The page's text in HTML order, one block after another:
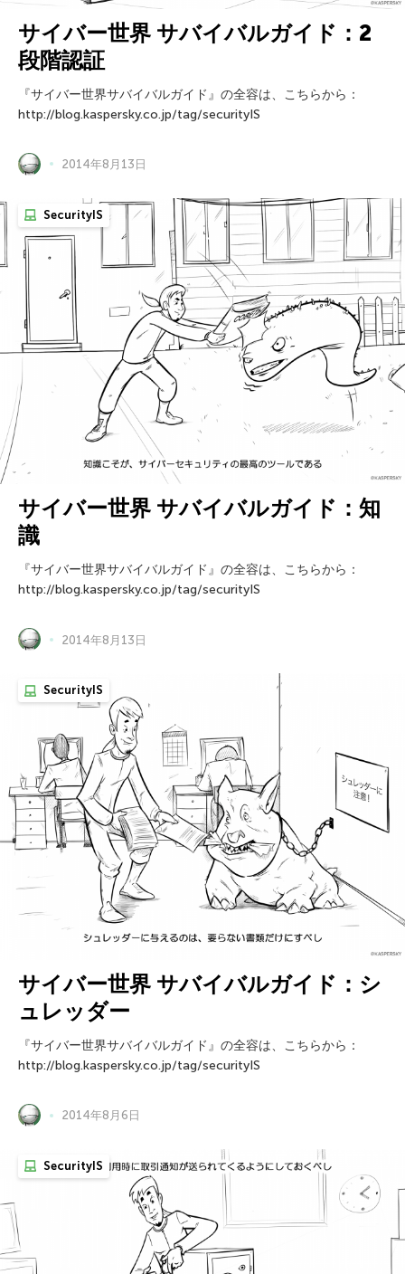
サイバー世界 サバイバルガイド：2
段階認証
『サイバー世界サバイバルガイド』の全容は、こちらから：
http://blog.kaspersky.co.jp/tag/securityIS
2014年8月13日
SecurityIS
サイバー世界 サバイバルガイド：知
識
『サイバー世界サバイバルガイド』の全容は、こちらから：
http://blog.kaspersky.co.jp/tag/securityIS
2014年8月13日
SecurityIS
サイバー世界 サバイバルガイド：シ
ュレッダー
『サイバー世界サバイバルガイド』の全容は、こちらから：
http://blog.kaspersky.co.jp/tag/securityIS
2014年8月6日
SecurityIS